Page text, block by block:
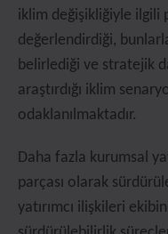
iklim değişikliğiyle ilgili
değerlendirdiği,
belirlediği ve stratejik
araştırdığı iklim
odaklanılmaktadır.
Daha fazla kurumsal
parçası olarak
yatırımcı ilişkileri